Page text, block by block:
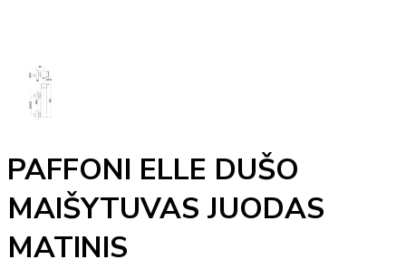
PAFFONI ELLE DUŠO
MAIŠYTUVAS JUODAS
MATINIS